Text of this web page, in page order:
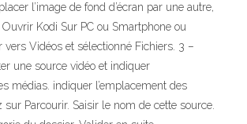
l’image de fond d’écran par une autre,
Kodi Sur PC ou Smartphone ou
vers Vidéos et sélectionné Fichiers. 3 –
une source vidéo et indiquer
médias. indiquer l’emplacement des
Parcourir. Saisir le nom de cette source.